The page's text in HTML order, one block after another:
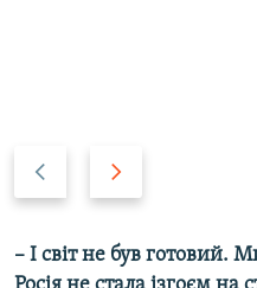
v
i
t
s
– І світ не був готовий.